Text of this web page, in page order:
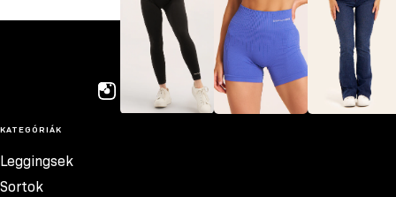
GYM GLAMOUR
KATEGÓRIÁK
Leggingsek
Sortok